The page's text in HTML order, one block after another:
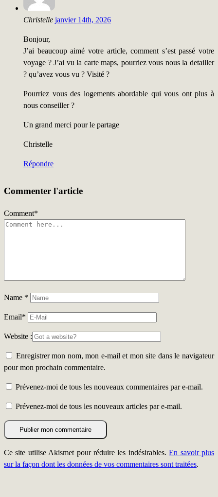
Christelle janvier 14th, 2026
Bonjour,
J’ai beaucoup aimé votre article, comment s’est passé votre
voyage ? J’ai vu la carte maps, pourriez vous nous la detailler
? qu’avez vous vu ? Visité ?
Pourriez vous des logements abordable qui vous ont plus à
nous conseiller ?
Un grand merci pour le partage
Christelle
Répondre
Commenter l'article
Comment*
Name *
Email*
Website :
Enregistrer mon nom, mon e-mail et mon site dans le navigateur
pour mon prochain commentaire.
Prévenez-moi de tous les nouveaux commentaires par e-mail.
Prévenez-moi de tous les nouveaux articles par e-mail.
Ce site utilise Akismet pour réduire les indésirables.En savoir plus
sur la façon dont les données de vos commentaires sont traitées.